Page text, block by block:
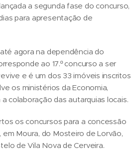
a segunda fase do concurso,
para apresentação de
agora na dependência do
ao 17.º concurso a ser
e é um dos 33 imóveis inscritos
os ministérios da Economia,
a colaboração das autarquias locais.
os concursos para a concessão
Moura, do Mosteiro de Lorvão,
de Vila Nova de Cerveira.